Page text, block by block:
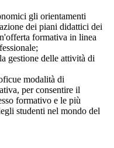
gli orientamenti
dei piani didattici dei
formativa in linea
gestione delle attività di
modalità di
per consentire il
formativo e le più
studenti nel mondo del